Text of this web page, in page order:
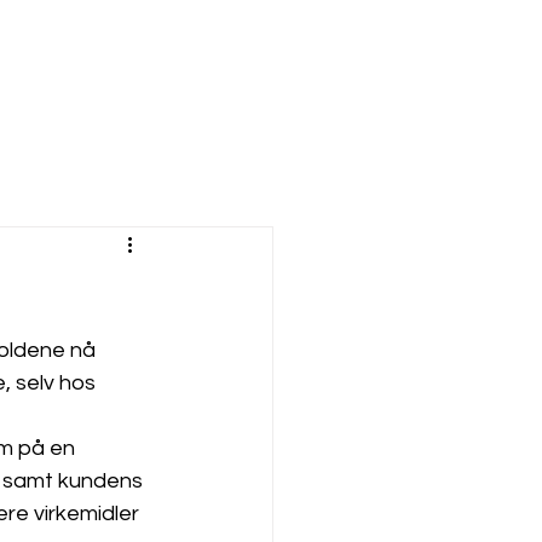
nå
selv hos
på en
kundens
virkemidler